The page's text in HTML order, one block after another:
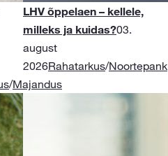
/Majandus
LHV õppelaen – kellele,
milleks ja kuidas?03.
august
2026Rahatarkus/Noortepank